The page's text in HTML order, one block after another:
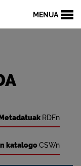
MENUA
Metadatuak RDFn
katalogoCSWn